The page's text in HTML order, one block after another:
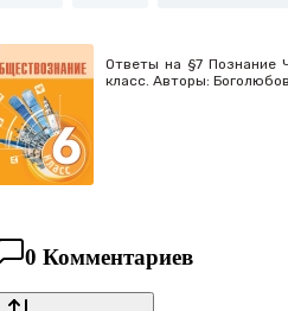
Ответы на §7 Познание
класс. Авторы: